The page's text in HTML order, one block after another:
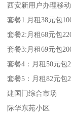
西安新用户办理移
套餐1:月租38元包
套餐2:月租68元包
套餐3:月租69元包
套餐4：月租50元包
套餐5：月租82元包
建国门综合市场
际华东苑小区